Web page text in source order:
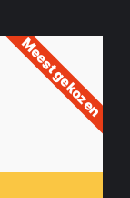
Meest gekozen